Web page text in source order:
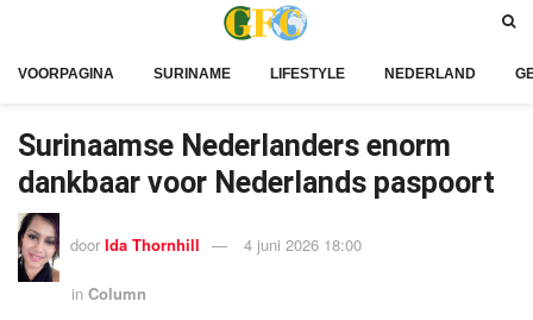
VOORPAGINA SURINAME LIFESTYLE NEDERLAND
Surinaamse Nederlanders enorm
dankbaar voor Nederlands paspoort
door Ida Thornhill 4 juni 2026 18:00
in Column